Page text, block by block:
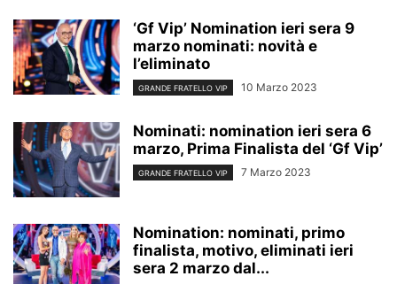
‘Gf Vip’ Nomination ieri sera 9
marzo nominati: novità e
l’eliminato
GRANDE FRATELLO VIP 10 Marzo 2023
Nominati: nomination ieri sera 6
marzo, Prima Finalista del ‘Gf Vip’
GRANDE FRATELLO VIP 7 Marzo 2023
Nomination: nominati, primo
finalista, motivo, eliminati ieri
sera 2 marzo dal...